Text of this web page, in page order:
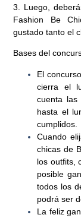
3. Luego,
Fashion Be
gustado tanto el
Bases del
El
cierra el
cuenta
hasta el
cumplidos.
Cuando
chicas de
los outfits,
posible
todos los
podrá ser
La feliz